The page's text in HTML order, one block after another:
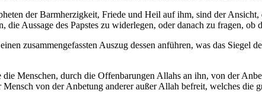
der Barmherzigkeit, Friede und Heil auf ihm, sind der Ansicht,
die Aussage des Papstes zu widerlegen, oder danach zu fragen,
zusammengefassten Auszug dessen anführen, was das
Menschen, durch die Offenbarungen Allahs an ihn, von der
von der Anbetung anderer außer Allah befreit, welches die